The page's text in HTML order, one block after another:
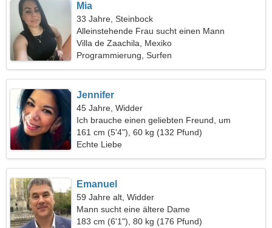
Mia
33 Jahre, Steinbock
Alleinstehende Frau sucht einen Mann
Villa de Zaachila, Mexiko
Programmierung, Surfen
Jennifer
45 Jahre, Widder
Ich brauche einen geliebten Freund, um
zusammen Ski zu fahren
161 cm (5'4"), 60 kg (132 Pfund)
Echte Liebe
Emanuel
59 Jahre alt, Widder
Mann sucht eine ältere Dame
183 cm (6'1"), 80 kg (176 Pfund)